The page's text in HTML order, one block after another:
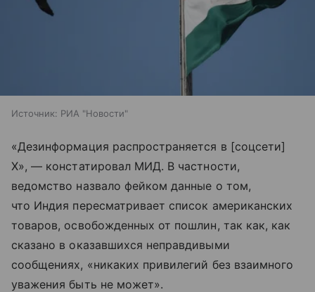
Источник: РИА "Новости"
«Дезинформация распространяется в [соцсети]
Х», — констатировал МИД. В частности,
ведомство назвало фейком данные о том,
что Индия пересматривает список американских
товаров, освобожденных от пошлин, так как, как
сказано в оказавшихся неправдивыми
сообщениях, «никаких привилегий без взаимного
уважения быть не может».